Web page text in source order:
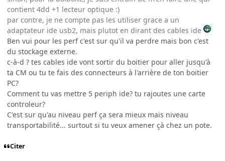
contient 4dd +1 lecteur optique :)
par contre, je ne compte pas les utiliser grace a un
adaptateur ide usb2, mais plutot en dirant des cables ide
Ben vui pour les perf c'est sur qu'il va perdre mais bon c'est
du stockage externe.
c-à-d ? tes cables ide vont sortir du boitier pour aller jusqu'à
ta CM ou tu te fais des connecteurs à l'arrière de ton boitier
PC?
Comment tu vas mettre 5 periph ide? tu rajoutes une carte
controleur?
C'est sur qu'au niveau perf ça sera mieux mais niveau
transportabilité... surtout si tu veux amener çà chez un pote.
Citer